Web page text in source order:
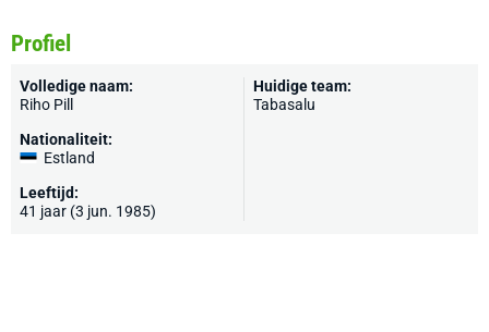
Profiel
Volledige naam:
Riho Pill
Nationaliteit:
Estland
Leeftijd:
41 jaar (3 jun. 1985)
Huidige team:
Tabasalu